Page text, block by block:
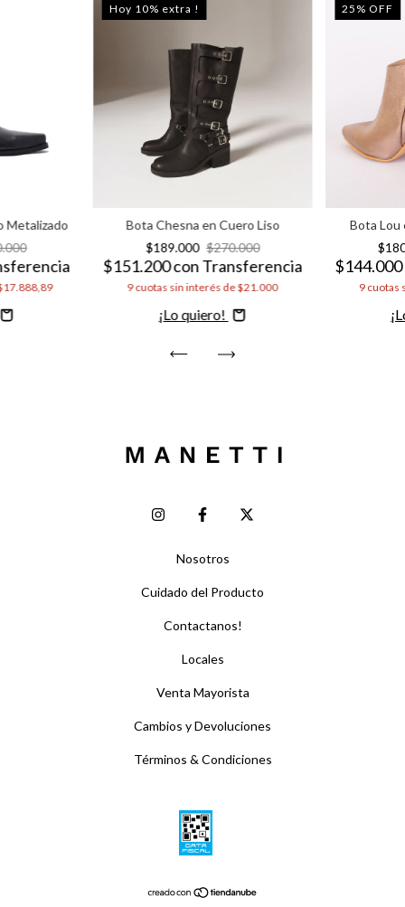
Metalizado
Hoy 10% extra !
Bota Chesna en Cuero Liso
$189.000 $270.000
$151.200conTransferencia
9cuotas sin interés de$21.000
Comprar
25 %OFF
Bota Lou
$144.000
9 cuotas
Nosotros
Cuidado del Producto
Contactanos!
Locales
Venta Mayorista
Cambios y Devoluciones
Términos & Condiciones